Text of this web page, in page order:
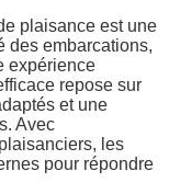
plaisance est une
des embarcations,
expérience
repose sur
et une
Avec
les
pour répondre